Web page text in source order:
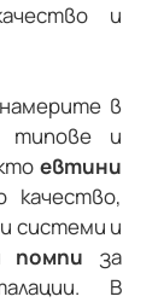
и
в
типове и
евтини
качество,
системи и
помпи за
В